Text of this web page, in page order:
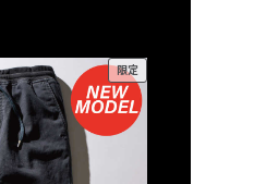
限定